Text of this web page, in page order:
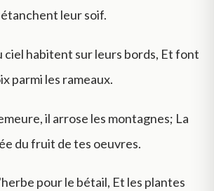
étanchent leur soif.
ciel habitent sur leurs bords, Et font
parmi les rameaux.
il arrose les montagnes; La
du fruit de tes oeuvres.
pour le bétail, Et les plantes